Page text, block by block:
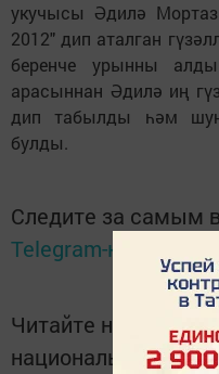
укучысы Әдилә
2012" дип аталган
беренче урынны
арасыннан Әдилә иң
дип табылды һәм
булды.
Следите за самым
Telegram-канале
Читайте новости
национальном